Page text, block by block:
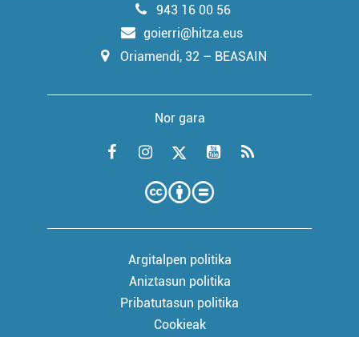
943 16 00 56
goierri@hitza.eus
Oriamendi, 32 – BEASAIN
Nor gara
Argitalpen politika
Aniztasun politika
Pribatutasun politika
Cookieak